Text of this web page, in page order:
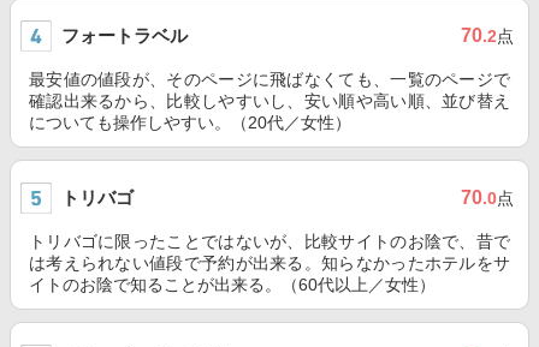
フォートラベル 70.2点
最安値の値段が、そのページに飛ばなくても、一覧のページで
確認出来るから、比較しやすいし、安い順や高い順、並び替え
についても操作しやすい。（20代／女性）
トリバゴ 70.0点
トリバゴに限ったことではないが、比較サイトのお陰で、昔で
は考えられない値段で予約が出来る。知らなかったホテルをサ
イトのお陰で知ることが出来る。（60代以上／女性）